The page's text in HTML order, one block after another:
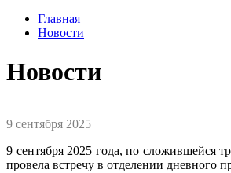
Главная
Новости
Новости
9 сентября 2025
9 сентября 2025 года, по
провела встречу в отделении